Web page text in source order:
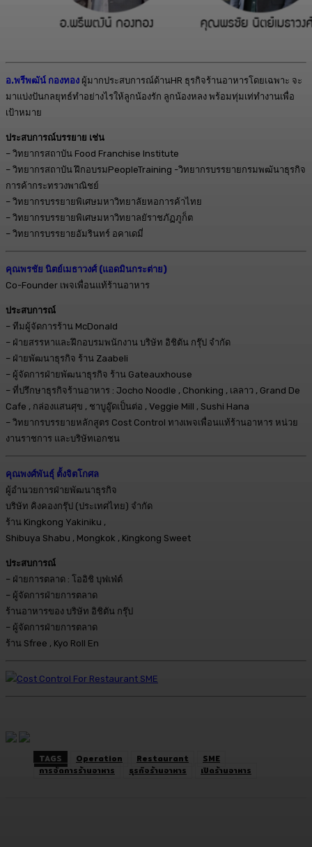
อ.พรีพฒัน์ กองทอง ผู้มากประสบการณ์ด้านHR ธุรกิจร้านอาหารโดยเฉพาะ จะ
มาแบ่งปันกลยุทธ์ทำอย่างไรให้ลูกน้องรัก ลูกน้องหลง พร้อมทุ่มเท่ทำงานเพื่อ
เป้าหมาย
ประสบการณ์บรรยาย เช่น
– วิทยากรสถาบัน Food Franchise Institute
– วิทยากรสถาบัน ฝึกอบรมPeopleTraining -วิทยากรบรรยายกรมพฒันาธุรกิจ
การค้ากระทรวงพาณิชย์
– วิทยากรบรรยายพิเศษมหาวิทยาลัยหอการค้าไทย
– วิทยากรบรรยายพิเศษมหาวิทยาลยัราชภัฏภูก็ต
– วิทยากรบรรยายอัมรินทร์ อคาเดมี่
คุณพรชัย นิตย์เมธาวงศ์ (แอดมินกระต่าย)
Co-Founder เพจเพื่อนแท้ร้านอาหาร
ประสบการณ์
– ทีมผู้จัดการร้าน McDonald
– ฝ่ายสรรหาและฝึกอบรมพนักงาน บริษัท อิชิตัน กรุ๊ป จำกัด
– ฝ่ายพัฒนาธุรกิจ ร้าน Zaabeli
– ผู้จัดการฝ่ายพัฒนาธุรกิจ ร้าน Gateauxhouse
– ที่ปรึกษาธุรกิจร้านอาหาร : Jocho Noodle , Chonking , เลลาว , Grand De
Cafe , กล่องแสนศุข , ชาบูอู๊ดเป็นต่อ , Veggie Mill , Sushi Hana
– วิทยากรบรรยายหลักสูตร Cost Control ทางเพจเพื่อนแท้ร้านอาหาร หน่วย
งานราชการ และบริษัทเอกชน
คุณพงศ์พันธุ์ ตั้งจิตโกศล
ผู้อำนวยการฝ่ายพัฒนาธุรกิจ
บริษัท คิงคองกรุ๊ป (ประเทศไทย) จำกัด
ร้าน Kingkong Yakiniku ,
Shibuya Shabu , Mongkok , Kingkong Sweet
ประสบการณ์
– ฝ่ายการตลาด : โออิชิ บุฟเฟ่ต์
– ผู้จัดการฝ่ายการตลาด
ร้านอาหารของ บริษัท อิชิตัน กรุ๊ป
– ผู้จัดการฝ่ายการตลาด
ร้าน Sfree , Kyo Roll En
TAGS Operation Restaurant
SME
การจัดการร้านอาหาร
ธุรกิจร้านอาหาร เปิดร้านอาหาร